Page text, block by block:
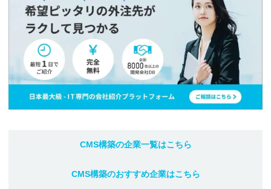
CMS構築の企業一覧はこちら
CMS構築のおすすめ企業はこちら